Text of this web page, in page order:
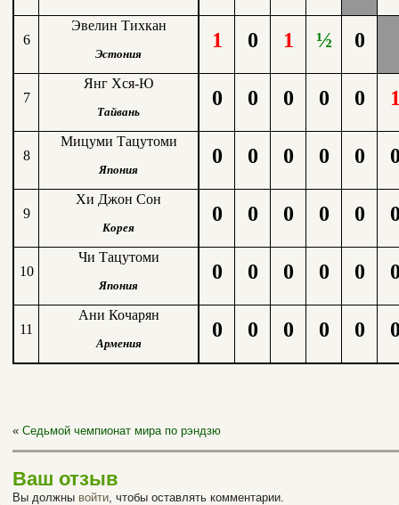
6
Эвелин Тихкан
1 0 1 ½ 0
Эстония
7
Янг Хся-Ю
0 0 0 0 0
Тайвань
8
Мицуми Тацутоми
0 0 0 0 0
Япония
9
Хи Джон Сон
0 0 0 0 0
Корея
10
Чи Тацутоми
0 0 0 0 0
Япония
11
Ани Кочарян
0 0 0 0 0
Армения
« Седьмой чемпионат мира по рэндзю
Ваш отзыв
Вы должны войти, чтобы оставлять комментарии.